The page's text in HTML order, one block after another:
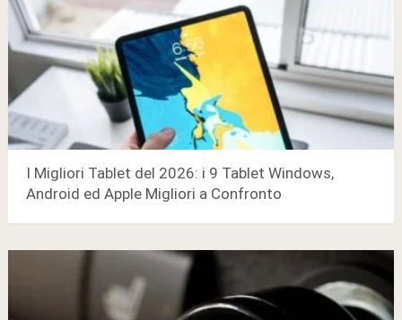
I Migliori Tablet del 2026: i 9 Tablet Windows,
Android ed Apple Migliori a Confronto